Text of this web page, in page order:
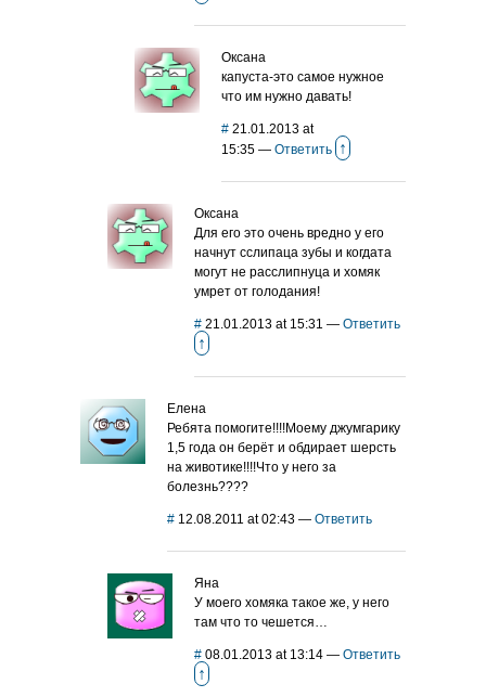
Оксана
капуста-это самое нужное
что им нужно давать!
# 21.01.2013 at
15:35 — Ответить ↑
Оксана
Для его это очень вредно у его
начнут сслипаца зубы и когдата
могут не расслипнуца и хомяк
умрет от голодания!
# 21.01.2013 at 15:31 — Ответить
↑
Елена
Ребята помогите!!!!Моему джумгарику
1,5 года он берёт и обдирает шерсть
на животике!!!!Что у него за
болезнь????
# 12.08.2011 at 02:43 — Ответить
Яна
У моего хомяка такое же, у него
там что то чешется…
# 08.01.2013 at 13:14 — Ответить
↑